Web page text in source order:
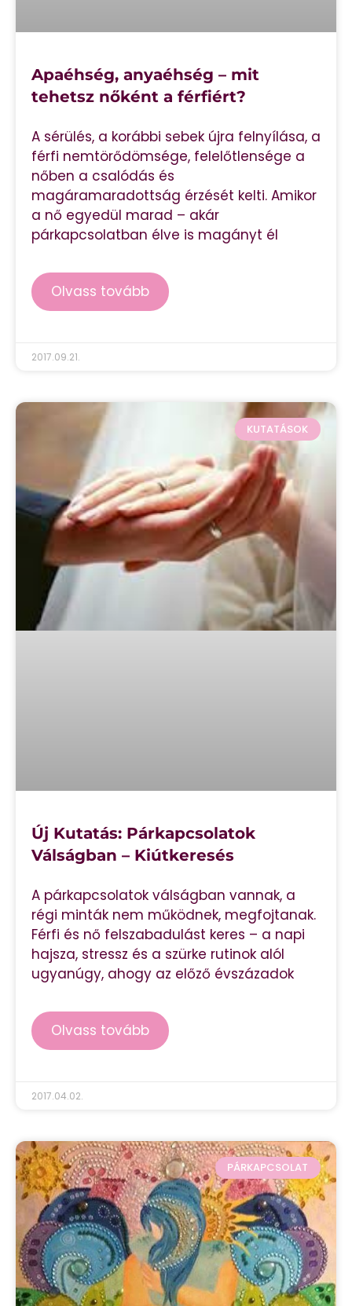
Apaéhség, anyaéhség – mit
tehetsz nőként a férfiért?
A sérülés, a korábbi sebek újra felnyílása, a
férfi nemtörődömsége, felelőtlensége a
nőben a csalódás és
magáramaradottság érzését kelti. Amikor
a nő egyedül marad – akár
párkapcsolatban élve is magányt él
Olvass tovább
2017.09.21.
KUTATÁSOK
Új Kutatás: Párkapcsolatok
Válságban – Kiútkeresés
A párkapcsolatok válságban vannak, a
régi minták nem működnek, megfojtanak.
Férfi és nő felszabadulást keres – a napi
hajsza, stressz és a szürke rutinok alól
ugyanúgy, ahogy az előző évszázadok
Olvass tovább
2017.04.02.
PÁRKAPCSOLAT